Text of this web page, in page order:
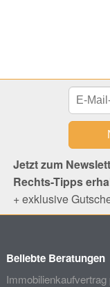
Jetzt zum
Rechts-Tipps
+ exklusive
Beliebte Beratungen
Immobilienkaufvertrag